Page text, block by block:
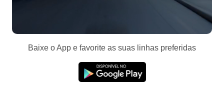
Baixe o App e favorite as suas linhas preferidas